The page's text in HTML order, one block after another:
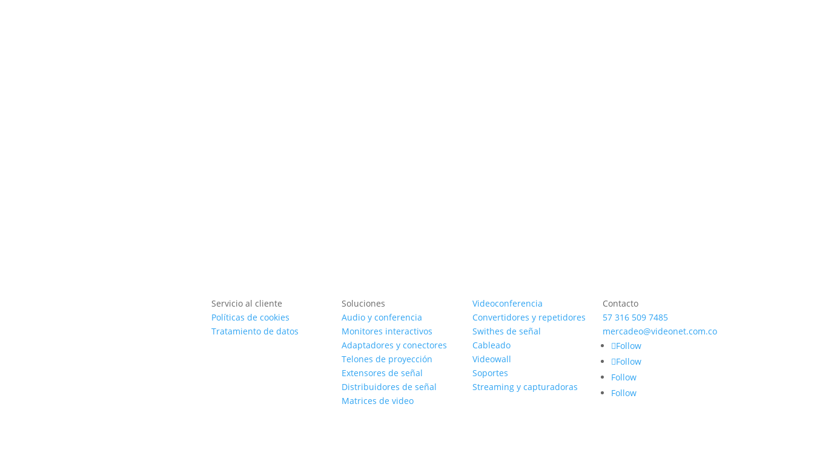
Servicio al cliente
Políticas de cookies
Tratamiento de datos
Soluciones
Audio y conferencia
Monitores interactivos
Adaptadores y conectores
Telones de proyección
Extensores de señal
Distribuidores de señal
Matrices de video
Videoconferencia
Convertidores y repetidores
Swithes de señal
Cableado
Videowall
Soportes
Streaming y capturadoras
Contacto
57 316 509 7485
mercadeo@videonet.com.co
Follow
Follow
Follow
Follow